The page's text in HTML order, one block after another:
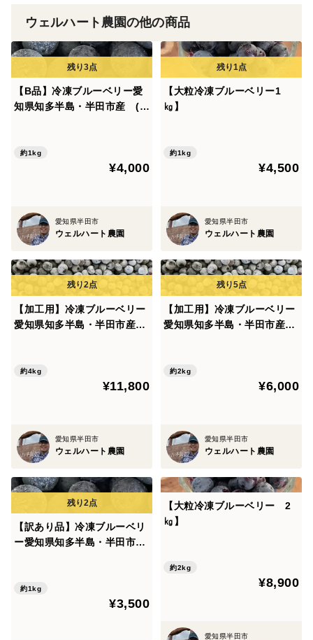
ウェルハート農園の他の商品
【B品】冷凍ブルーベリー愛
知県知多半島・半田市産 (1
約1kg
¥4,000
愛知県半田市
ウェルハート農園
【大粒冷凍ブルーベリー1
㎏】
約1kg
¥4,500
愛知県半田市
ウェルハート農園
【加工用】冷凍ブルーベリー
愛知県知多半島・半田市産
約4kg
¥11,800
愛知県半田市
ウェルハート農園
【加工用】冷凍ブルーベリー
愛知県知多半島・半田市産
約2kg
¥6,000
愛知県半田市
ウェルハート農園
【訳あり品】冷凍ブルーベリ
ー愛知県知多半島・半田市
約1kg
¥3,500
【大粒冷凍ブルーベリー 2
㎏】
約2kg
¥8,900
愛知県半田市